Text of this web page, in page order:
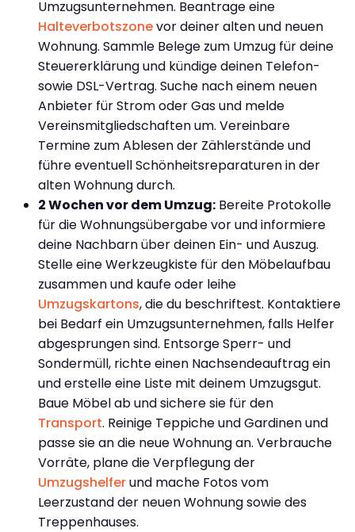
Umzugsunternehmen. Beantrage eine
Halteverbotszonevor deiner alten und neuen
Wohnung. Sammle Belege zum Umzug für deine
Steuererklärung und kündige deinen Telefon-
sowie DSL-Vertrag. Suche nach einem neuen
Anbieter für Strom oder Gas und melde
Vereinsmitgliedschaften um. Vereinbare
Termine zum Ablesen der Zählerstände und
führe eventuell Schönheitsreparaturen in der
alten Wohnung durch.
2 Wochen vor dem Umzug: Bereite Protokolle
für die Wohnungsübergabe vor und informiere
deine Nachbarn über deinen Ein- und Auszug.
Stelle eine Werkzeugkiste für den Möbelaufbau
zusammen und kaufe oder leihe
Umzugskartons, die du beschriftest. Kontaktiere
bei Bedarf ein Umzugsunternehmen, falls Helfer
abgesprungen sind. Entsorge Sperr- und
Sondermüll, richte einen Nachsendeauftrag ein
und erstelle eine Liste mit deinem Umzugsgut.
Baue Möbel ab und sichere sie für den
Transport. Reinige Teppiche und Gardinen und
passe sie an die neue Wohnung an. Verbrauche
Vorräte, plane die Verpflegung der
Umzugshelferund mache Fotos vom
Leerzustand der neuen Wohnung sowie des
Treppenhauses.